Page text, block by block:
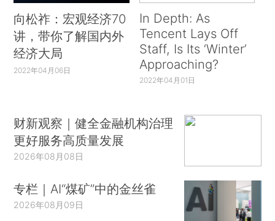
向松祚：宏观经济70
讲，带你了解国内外
经济大局
2022年04月06日
In Depth: As
Tencent Lays Off
Staff, Is Its ‘Winter’
Approaching?
2022年04月01日
财新观察｜健全金融机构治理
更好服务高质量发展
2026年08月08日
专栏｜AI“煤矿”中的金丝雀
2026年08月09日